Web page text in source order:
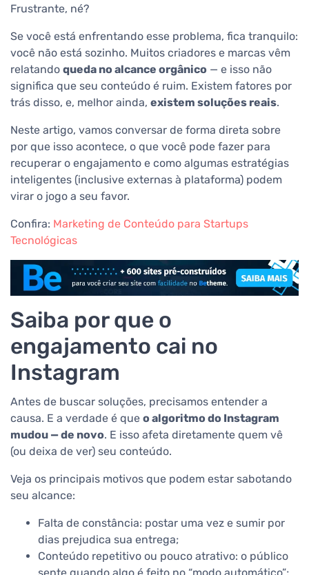
Frustrante, né?
Se você está enfrentando esse problema, fica tranquilo:
você não está sozinho. Muitos criadores e marcas vêm
relatando queda no alcance orgânico — e isso não
significa que seu conteúdo é ruim. Existem fatores por
trás disso, e, melhor ainda, existem soluções reais.
Neste artigo, vamos conversar de forma direta sobre
por que isso acontece, o que você pode fazer para
recuperar o engajamento e como algumas estratégias
inteligentes (inclusive externas à plataforma) podem
virar o jogo a seu favor.
Confira: Marketing de Conteúdo para Startups
Tecnológicas
Saiba por que o
engajamento cai no
Instagram
Antes de buscar soluções, precisamos entender a
causa. E a verdade é que o algoritmo do Instagram
mudou — de novo. E isso afeta diretamente quem vê
(ou deixa de ver) seu conteúdo.
Veja os principais motivos que podem estar sabotando
seu alcance:
Falta de constância: postar uma vez e sumir por
dias prejudica sua entrega;
Conteúdo repetitivo ou pouco atrativo: o público